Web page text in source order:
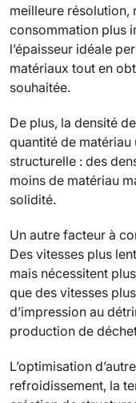
meilleure résolution,
consommation plus
l’épaisseur idéale
matériaux tout en
souhaitée.
De plus, la densité
quantité de matériau
structurelle : des
moins de matériau
solidité.
Un autre facteur à
Des vitesses plus
mais nécessitent
que des vitesses
d’impression au
production de
L’optimisation
refroidissement, la